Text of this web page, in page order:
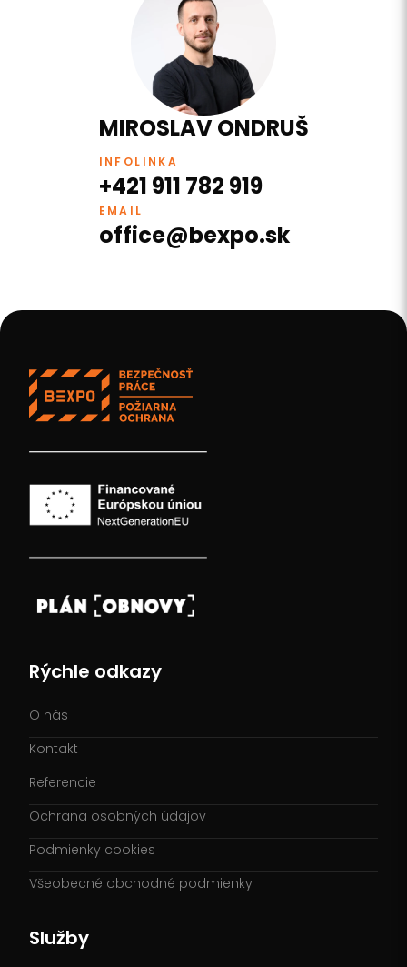
MIROSLAV ONDRUŠ
INFOLINKA
+421 911 782 919
EMAIL
office@bexpo.sk
Rýchle odkazy
O nás
Kontakt
Referencie
Ochrana osobných údajov
Podmienky cookies
Všeobecné obchodné podmienky
Služby